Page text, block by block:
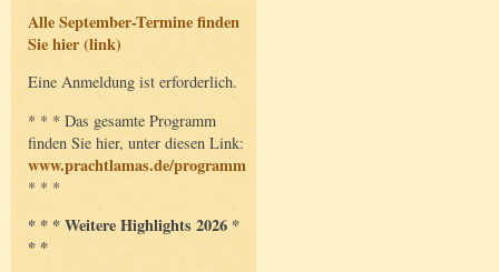
Alle September-Termine finden
Sie hier (link)
Eine Anmeldung ist erforderlich.
* * * Das gesamte Programm
finden Sie hier, unter diesen Link:
www.prachtlamas.de/programm
* * *
* * * Weitere Highlights 2026 *
* *